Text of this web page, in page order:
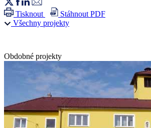
Tisknout
Stáhnout PDF
Všechny projekty
Obdobné projekty